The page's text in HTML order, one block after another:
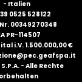
- Italien
0525 528122
00349270348
PR-114507
i.V. 1.500.000,00 €
S.P.A. - Alle Rechte